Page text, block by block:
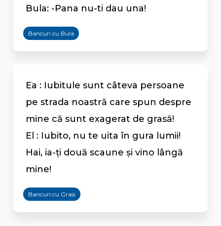
Bula: -Pana nu-ti dau una!
Bancuri cu Bula
Ea : Iubitule sunt câteva persoane
pe strada noastră care spun despre
mine că sunt exagerat de grasă!
El : Iubito, nu te uita în gura lumii!
Hai, ia-ți două scaune și vino lângă
mine!
Bancuri cu Grasi